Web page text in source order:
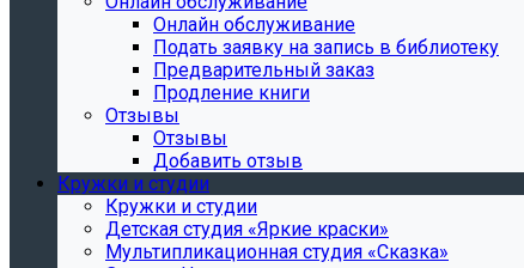
Онлайн обслуживание
Подать заявку на запись в библиотеку
Предварительный заказ
Продление книги
Отзывы
Отзывы
Добавить отзыв
Кружки и студии
Кружки и студии
Детская студия «Яркие краски»
Мультипликационная студия «Сказка»